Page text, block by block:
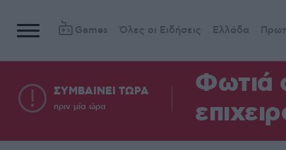
Games Όλες οι Ειδήσεις Ελλάδα
ΣΥΜΒΑΙΝΕΙ ΤΩΡΑ
πριν μία ώρα
Φωτιά